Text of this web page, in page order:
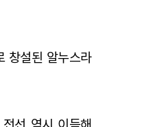
창설된 알누스라